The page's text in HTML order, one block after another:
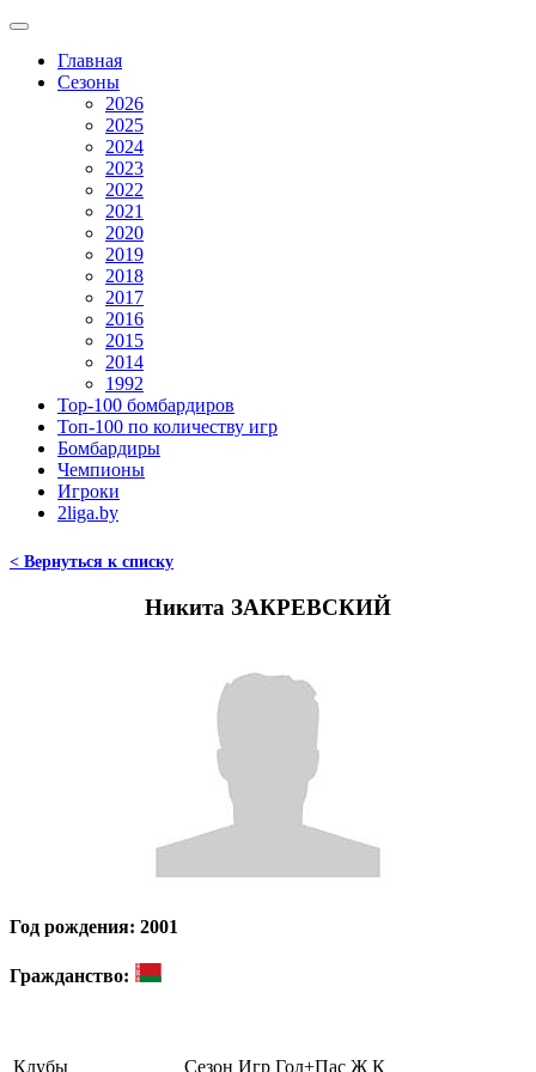
Главная
Сезоны
2026
2025
2024
2023
2022
2021
2020
2019
2018
2017
2016
2015
2014
1992
Top-100 бомбардиров
Топ-100 по количеству игр
Бомбардиры
Чемпионы
Игроки
2liga.by
< Вернуться к списку
Никита ЗАКРЕВСКИЙ
Год рождения: 2001
Гражданство:
Клубы Сезон Игр Гол+Пас Ж К